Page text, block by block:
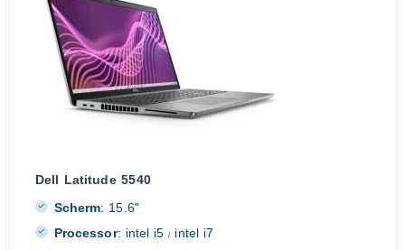
Dell Latitude 5540
Scherm: 15.6"
Processor: intel i5/ intel i7